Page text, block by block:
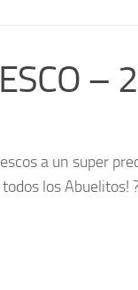
–
a un super
los Abuelitos!